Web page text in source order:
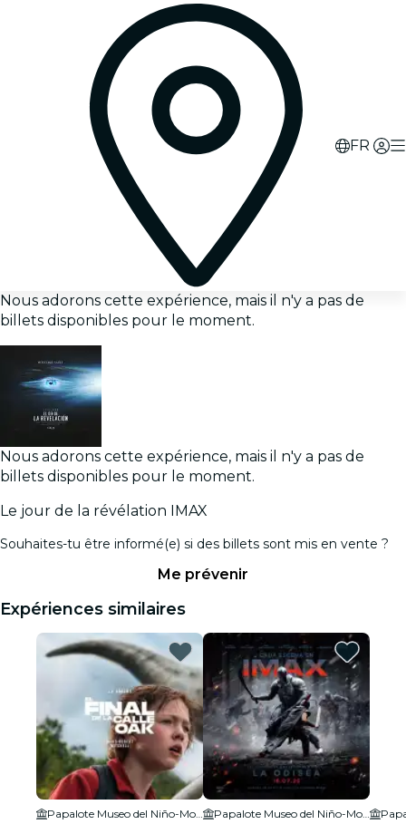
FR
Nous adorons cette expérience, mais il n'y a pas de
billets disponibles pour le moment.
Nous adorons cette expérience, mais il n'y a pas de
billets disponibles pour le moment.
Le jour de la révélation IMAX
Souhaites-tu être informé(e) si des billets sont mis en vente ?
Me prévenir
Expériences similaires
Papalote Museo del Niño-Monterrey
Papalote Museo del Niño-Monterrey